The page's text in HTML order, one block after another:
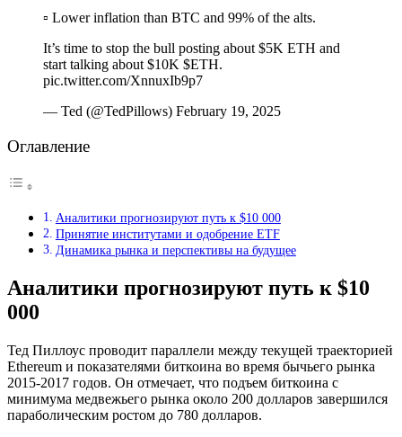
▫️ Lower inflation than BTC and 99% of the alts.
It’s time to stop the bull posting about $5K ETH and
start talking about $10K $ETH.
pic.twitter.com/XnnuxIb9p7
— Ted (@TedPillows) February 19, 2025
Оглавление
Аналитики прогнозируют путь к $10 000
Принятие институтами и одобрение ETF
Динамика рынка и перспективы на будущее
Аналитики прогнозируют путь к $10
000
Тед Пиллоус проводит параллели между текущей траекторией
Ethereum и показателями биткоина во время бычьего рынка
2015-2017 годов. Он отмечает, что подъем биткоина с
минимума медвежьего рынка около 200 долларов завершился
параболическим ростом до 780 долларов.